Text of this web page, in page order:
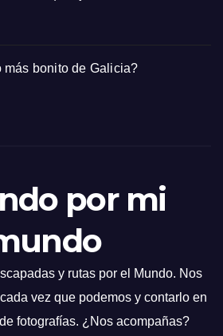
bonito de Galicia?
por mi
y rutas por el Mundo. Nos
vez que podemos y contarlo en
fotografías. ¿Nos acompañas?